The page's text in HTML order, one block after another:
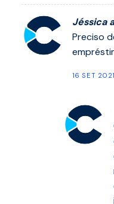
Jéssica
Preciso
16 SET